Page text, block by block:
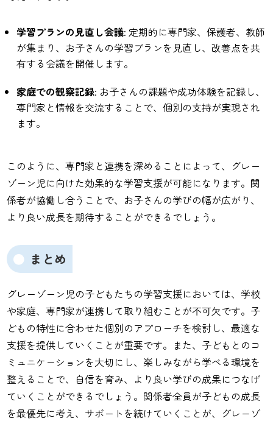
学習プランの見直し会議: 定期的に専門家、保護者、教師
が集まり、お子さんの学習プランを見直し、改善点を共
有する会議を開催します。
家庭での観察記録: お子さんの課題や成功体験を記録し、
専門家と情報を交流することで、個別の支持が実現され
ます。
このように、専門家と連携を深めることによって、グレー
ゾーン児に向けた効果的な学習支援が可能になります。関
係者が協働し合うことで、お子さんの学びの幅が広がり、
より良い成長を期待することができるでしょう。
まとめ
グレーゾーン児の子どもたちの学習支援においては、学校
や家庭、専門家が連携して取り組むことが不可欠です。子
どもの特性に合わせた個別のアプローチを検討し、最適な
支援を提供していくことが重要です。また、子どもとのコ
ミュニケーションを大切にし、楽しみながら学べる環境を
整えることで、自信を育み、より良い学びの成果につなげ
ていくことができるでしょう。関係者全員が子どもの成長
を最優先に考え、サポートを続けていくことが、グレーゾ